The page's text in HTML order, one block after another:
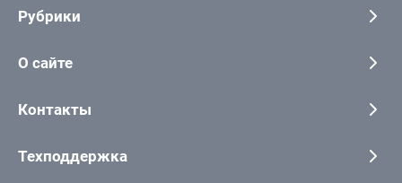
Рубрики
О сайте
Контакты
Техподдержка